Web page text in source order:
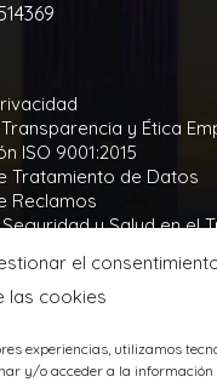
el
las cookies
experiencias, utilizamos
y/o acceder a la información
y Ética
ISO 9001:2015
Tratamiento de Datos
Reclamos
y Salud en el